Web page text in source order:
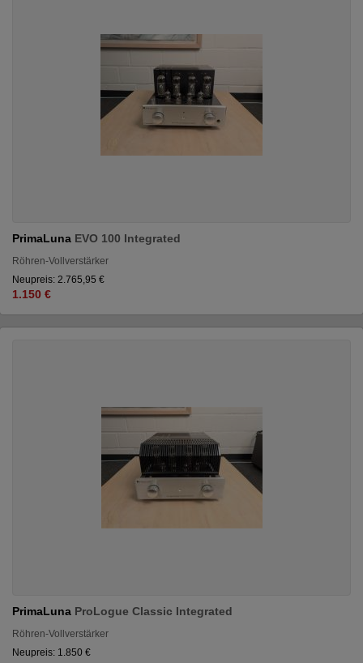
PrimaLuna EVO 100 Integrated
Röhren-Vollverstärker
Neupreis: 2.765,95 €
1.150 €
PrimaLuna ProLogue Classic Integrated
Röhren-Vollverstärker
Neupreis: 1.850 €